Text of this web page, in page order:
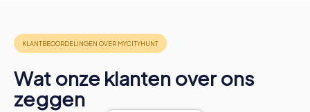
Wat onze klanten over ons
zeggen